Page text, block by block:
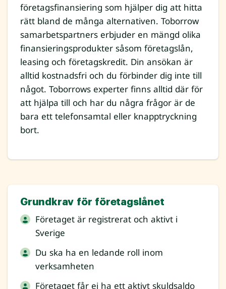
företagsfinansiering som hjälper dig att hitta
rätt bland de många alternativen. Toborrow
samarbetspartners erbjuder en mängd olika
finansieringsprodukter såsom företagslån,
leasing och företagskredit. Din ansökan är
alltid kostnadsfri och du förbinder dig inte till
något. Toborrows experter finns alltid där för
att hjälpa till och har du några frågor är de
bara ett telefonsamtal eller knapptryckning
bort.
Grundkrav för företagslånet
Företaget är registrerat och aktivt i
Sverige
Du ska ha en ledande roll inom
verksamheten
Företaget får ej ha ett aktivt skuldsaldo